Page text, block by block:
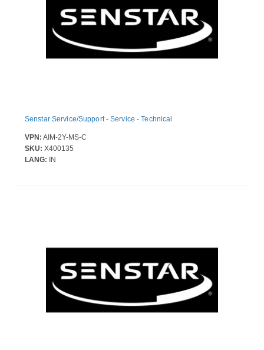
Senstar Service/Support - Service - Technical
VPN: AIM-2Y-MS-C
SKU: X400135
LANG: IN